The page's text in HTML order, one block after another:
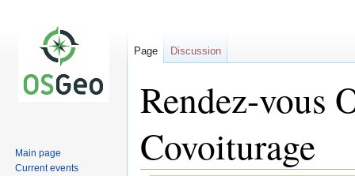
Rendez-vous
Covoiturage
Page Discussion
Main page
Current events